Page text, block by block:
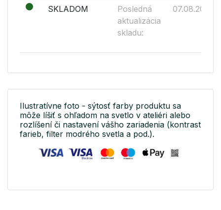
SKLADOM
Posledná
aktualizácia
skladu:
07.08.2026
Ilustratívne foto - sýtosť farby produktu sa
môže líšiť s ohľadom na svetlo v ateliéri alebo
rozlíšení či nastavení vášho zariadenia (kontrast
farieb, filter modrého svetla a pod.).